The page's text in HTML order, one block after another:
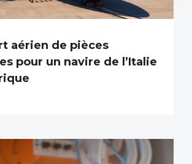
aérien de pièces
pour un navire de l’Italie